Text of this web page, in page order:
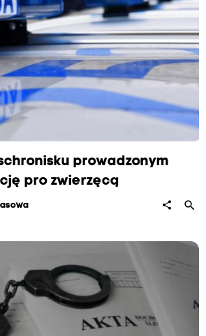
prowadzonym
pro zwierzęcą
share search